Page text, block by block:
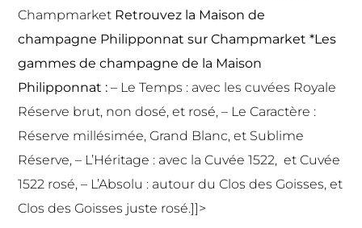
Champmarket Retrouvez la Maison de
champagne Philipponnat sur Champmarket *Les
gammes de champagne de la Maison
Philipponnat : – Le Temps : avec les cuvées Royale
Réserve brut, non dosé, et rosé, – Le Caractère :
Réserve millésimée, Grand Blanc, et Sublime
Réserve, – L’Héritage : avec la Cuvée 1522, et Cuvée
1522 rosé, – L’Absolu : autour du Clos des Goisses, et
Clos des Goisses juste rosé.]]>